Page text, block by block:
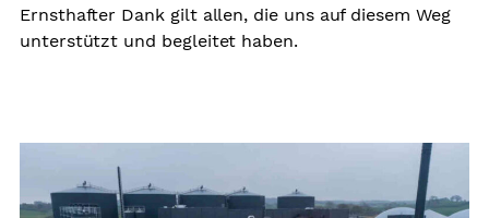
Ernsthafter Dank gilt allen, die uns auf diesem Weg
unterstützt und begleitet haben.